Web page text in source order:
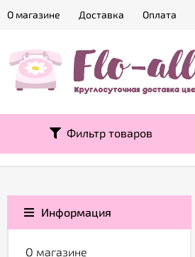
О магазине Доставка Оплата
Фильтр товаров
Информация
О магазине